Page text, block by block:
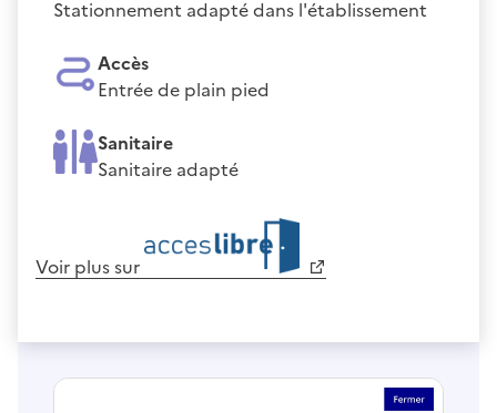
Stationnement adapté dans l'établissement
Accès
Entrée de plain pied
Sanitaire
Sanitaire adapté
Voir plus sur